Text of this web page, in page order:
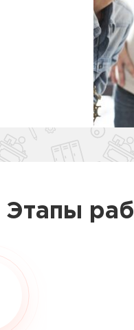
Этапы